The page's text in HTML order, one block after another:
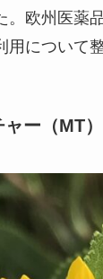
。欧州医薬
用について
ー（MT